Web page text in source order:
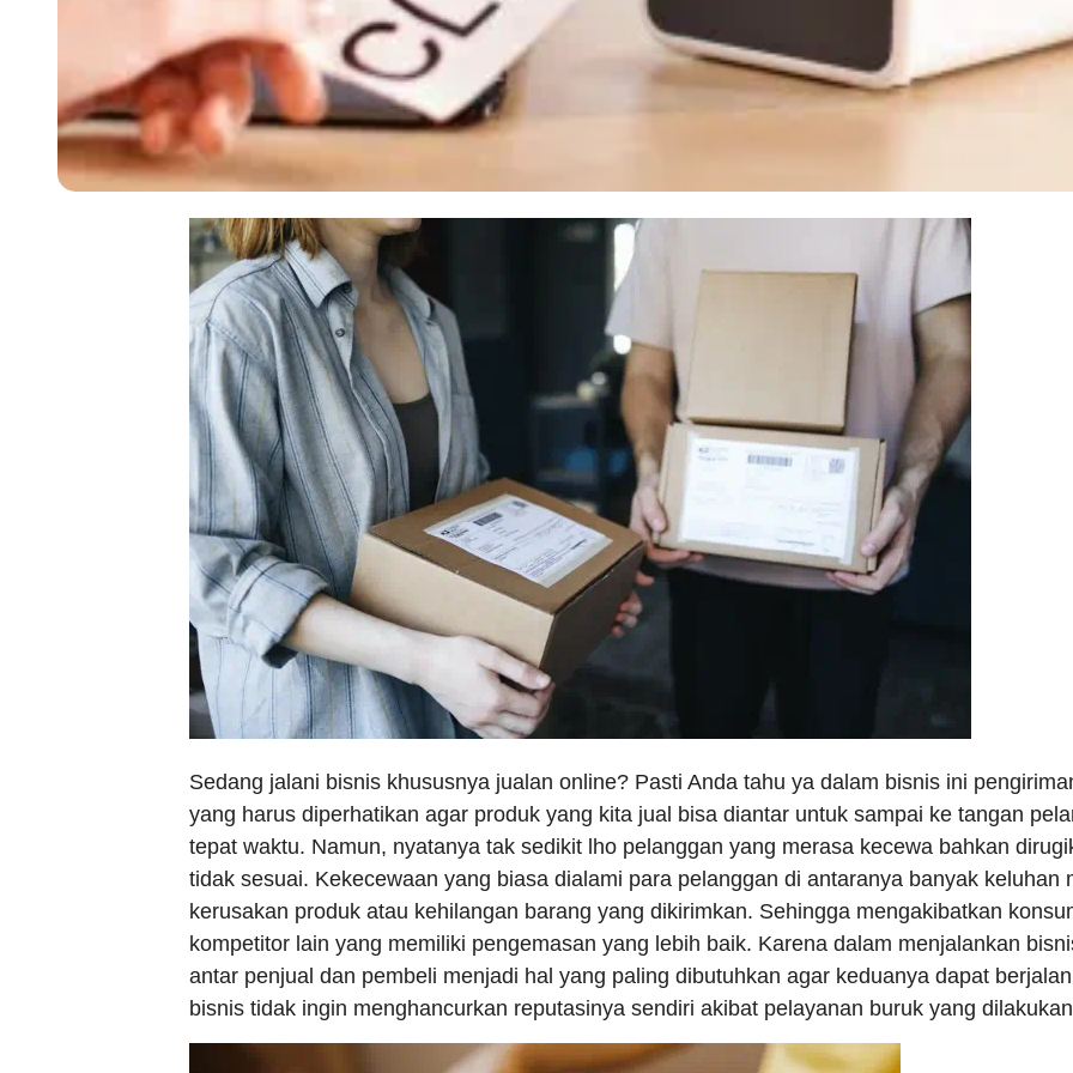
Sedang jalani bisnis khususnya jualan online? Pasti Anda tahu ya dalam bisnis ini
yang harus diperhatikan agar produk yang kita jual bisa diantar untuk sampai ke tangan
tepat waktu. Namun, nyatanya tak sedikit lho pelanggan yang merasa kecewa bahkan
tidak sesuai. Kekecewaan yang biasa dialami para pelanggan di antaranya banyak keluhan
kerusakan produk atau kehilangan barang yang dikirimkan. Sehingga mengakibatkan
kompetitor lain yang memiliki pengemasan yang lebih baik. Karena dalam menjalankan
antar penjual dan pembeli menjadi hal yang paling dibutuhkan agar keduanya dapat
bisnis tidak ingin menghancurkan reputasinya sendiri akibat pelayanan buruk yang